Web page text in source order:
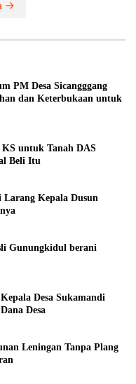
PM Desa Sicangggang
dan Keterbukaan untuk
KS untuk Tanah DAS
Beli Itu
Kepala Dusun
Gunungkidul berani
Desa Sukamandi
Desa
Leningan Tanpa Plang